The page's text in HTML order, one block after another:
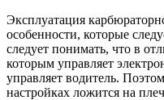
Эксплуатация
особенности, которые
следует понимать, что в
которым управляет
управляет водитель.
настройках ложится на